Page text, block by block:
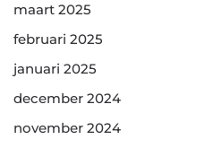
maart 2025
februari 2025
januari 2025
december 2024
november 2024